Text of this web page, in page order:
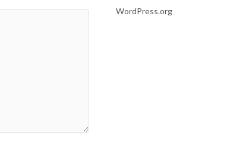
WordPress.org